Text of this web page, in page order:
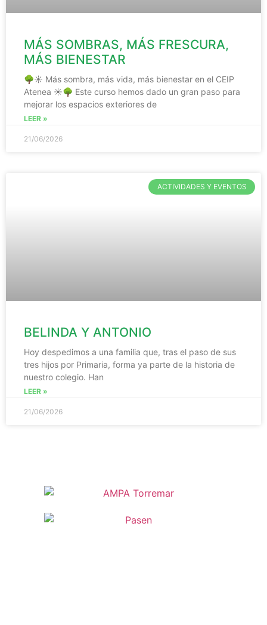
MÁS SOMBRAS, MÁS FRESCURA,
MÁS BIENESTAR
🌳☀️ Más sombra, más vida, más bienestar en el CEIP
Atenea ☀️🌳 Este curso hemos dado un gran paso para
mejorar los espacios exteriores de
LEER »
21/06/2026
ACTIVIDADES Y EVENTOS
BELINDA Y ANTONIO
Hoy despedimos a una familia que, tras el paso de sus
tres hijos por Primaria, forma ya parte de la historia de
nuestro colegio. Han
LEER »
21/06/2026